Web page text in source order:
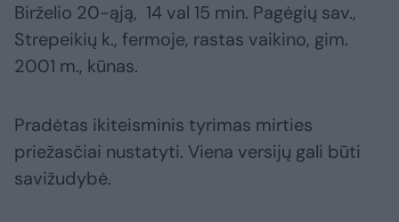
Birželio 20-ąją, 14 val 15 min. Pagėgių sav.,
Strepeikių k., fermoje, rastas vaikino, gim.
2001 m., kūnas.
Pradėtas ikiteisminis tyrimas mirties
priežasčiai nustatyti. Viena versijų gali būti
savižudybė.